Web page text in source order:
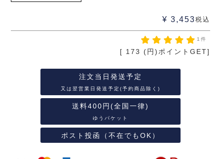
¥ 3,453税込
1件
[ 173 (円)ポイントGET]
注文当日発送予定
又は翌営業日発送予定(予約商品除く)
送料400円(全国一律)
ゆうパケット
ポスト投函（不在でもOK）